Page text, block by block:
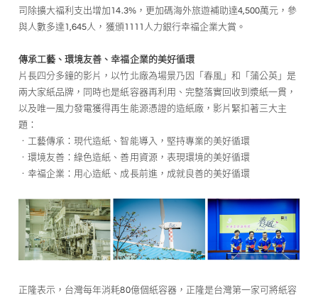
司除擴大福利支出增加14.3%，更加碼海外旅遊補助達4,500萬元，參
與人數多達1,645人，獲頒1111人力銀行幸福企業大賞。
傳承工藝、環境友善、幸福企業的美好循環
片長四分多鐘的影片，以竹北廠為場景乃因「春風」和「蒲公英」是
兩大家紙品牌，同時也是紙容器再利用、完整落實回收到漿紙一貫，
以及唯一風力發電獲得再生能源憑證的造紙廠，影片緊扣著三大主
題：
•工藝傳承：現代造紙、智能導入，堅持專業的美好循環
•環境友善：綠色造紙、善用資源，表現環境的美好循環
•幸福企業：用心造紙、成長前進，成就良善的美好循環
正隆表示，台灣每年消耗80億個紙容器，正隆是台灣第一家可將紙容